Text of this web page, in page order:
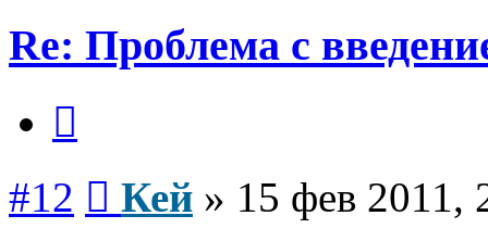
Re: Проблема с
#12 Кей » 15 фев 2011,